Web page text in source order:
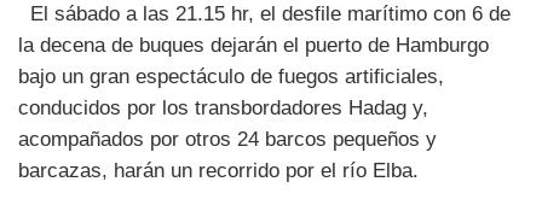
El sábado a las 21.15 hr, el desfile marítimo con 6 de
la decena de buques dejarán el puerto de Hamburgo
bajo un gran espectáculo de fuegos artificiales,
conducidos por los transbordadores Hadag y,
acompañados por otros 24 barcos pequeños y
barcazas, harán un recorrido por el río Elba.